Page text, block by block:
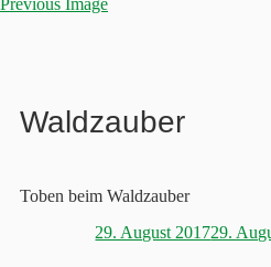
Waldzauber
Toben beim Waldzauber
Posted
29. August 201729.